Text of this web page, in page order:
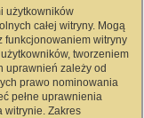
użytkowników
całej witryny. Mogą
funkcjonowaniem witryny
tworzeniem
uprawnień zależy od
prawo nominowania
pełne uprawnienia
witrynie. Zakres